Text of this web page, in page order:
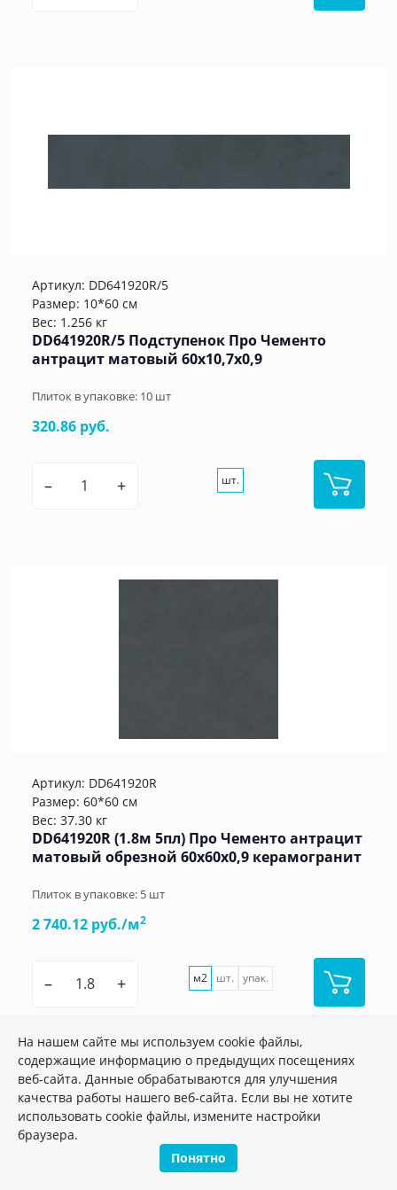
Артикул: DD641920R/5
Размер: 10*60 см
Вес: 1.256 кг
DD641920R/5 Подступенок Про Чементо
антрацит матовый 60x10,7x0,9
Плиток в упаковке: 10 шт
320.86 руб.
– + шт.
Артикул: DD641920R
Размер: 60*60 см
Вес: 37.30 кг
DD641920R (1.8м 5пл) Про Чементо антрацит
матовый обрезной 60x60x0,9 керамогранит
Плиток в упаковке: 5 шт
2 740.12 руб./м2
– + м2 шт. упак.
На нашем сайте мы используем cookie файлы,
содержащие информацию о предыдущих посещениях
веб-сайта. Данные обрабатываются для улучшения
качества работы нашего веб-сайта. Если вы не хотите
использовать cookie файлы, измените настройки
браузера.
Понятно